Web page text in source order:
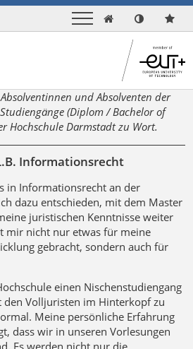

und Absolventen der
(Diplom / Bachelor of
Hochschule Darmstadt zu Wort.
Informationsrecht
in Informationsrecht an der
dazu entschieden, mit dem Master
juristischen Kenntnisse weiter
mir nicht nur etwas für meine
gebracht, sondern auch für
einen Nischenstudiengang
den Volljuristen im Hinterkopf zu
Meine persönliche Erfahrung
dass wir in unseren Vorlesungen